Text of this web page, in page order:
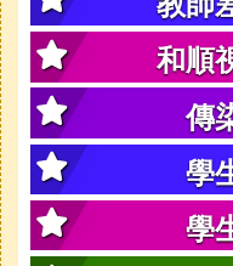
和順
傳
學
學